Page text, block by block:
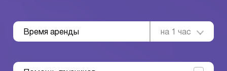
Время аренды на 1 час